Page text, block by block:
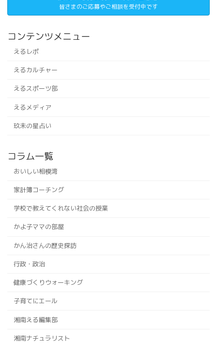
皆さまのご応募やご相談を受付中です
コンテンツメニュー
えるレポ
えるカルチャー
えるスポーツ部
えるメディア
玖未の星占い
コラム一覧
おいしい相模湾
家計簿コーチング
学校で教えてくれない社会の授業
かよ子ママの部屋
かん治さんの歴史探訪
行政・政治
健康づくりウォーキング
子育てにエール
湘南える編集部
湘南ナチュラリスト